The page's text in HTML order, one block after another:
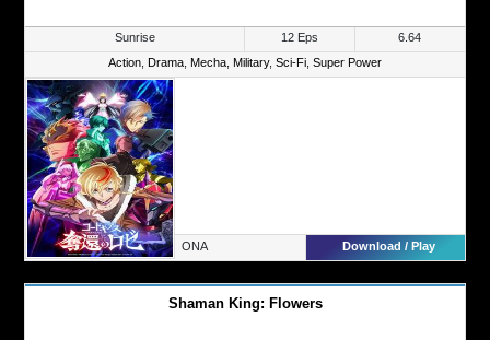
Sunrise 12 Eps
6.64
Action, Drama, Mecha, Military, Sci-Fi, Super Power
ONA Download / Play
Shaman King: Flowers